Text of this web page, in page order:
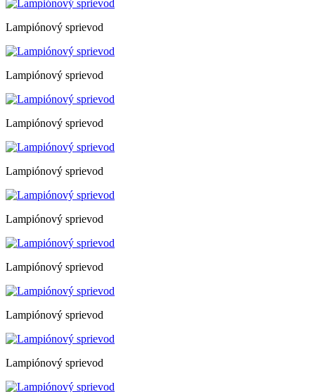
Lampiónový sprievod
Lampiónový sprievod
Lampiónový sprievod
Lampiónový sprievod
Lampiónový sprievod
Lampiónový sprievod
Lampiónový sprievod
Lampiónový sprievod